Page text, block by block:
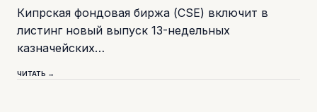
Кипрская фондовая биржа (CSE) включит в
листинг новый выпуск 13-недельных
казначейских…
ЧИТАТЬ →